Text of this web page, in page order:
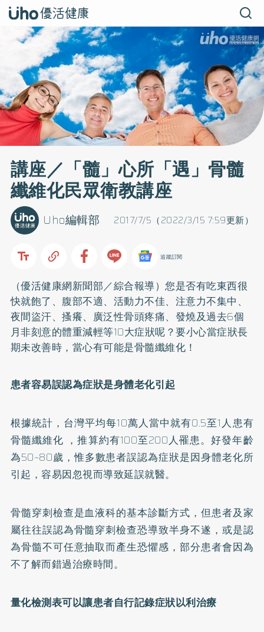
講座／「髓」心所「遇」骨髓
纖維化民眾衛教講座
2017/7/5（2022/3/15 7:59更新）
Uho編輯部
追蹤訂閱
（優活健康網新聞部／綜合報導）您是否有吃東西很
快就飽了、腹部不適、活動力不佳、注意力不集中、
夜間盜汗、搔癢、廣泛性骨頭疼痛、發燒及過去6個
月非刻意的體重減輕等10大症狀呢？要小心當症狀長
期未改善時，當心有可能是骨髓纖維化！
患者容易誤認為症狀是身體老化引起
根據統計，台灣平均每10萬人當中就有0.5至1人患有
骨髓纖維化 ，推算約有100至200人罹患。好發年齡
為50~80歲，惟多數患者誤認為症狀是因身體老化所
引起，容易因忽視而導致延誤就醫。
骨髓穿刺檢查是血液科的基本診斷方式，但患者及家
屬往往誤認為骨髓穿刺檢查恐導致半身不遂，或是認
為骨髓不可任意抽取而產生恐懼感，部分患者會因為
不了解而錯過治療時間。
量化檢測表可以讓患者自行記錄症狀以利治療